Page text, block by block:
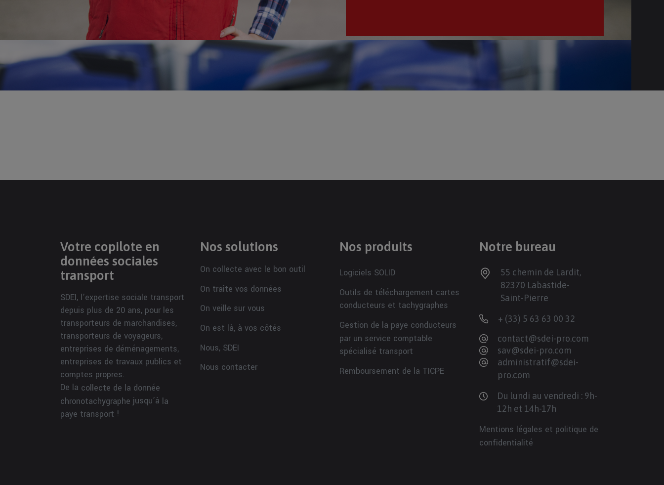
Votre copilote en
données sociales
transport
SDEI, l’expertise sociale transport
depuis plus de 20 ans, pour les
transporteurs de marchandises,
transporteurs de voyageurs,
entreprises de déménagements,
entreprises de travaux publics et
comptes propres.
De la collecte de la donnée
chronotachygraphe jusqu’à la
paye transport !
Nos solutions
On collecte avec le bon outil
On traite vos données
On veille sur vous
On est là, à vos côtés
Nous, SDEI
Nous contacter
Nos produits
Logiciels SOLID
Outils de téléchargement cartes
conducteurs et tachygraphes
Gestion de la paye conducteurs
par un service comptable
spécialisé transport
Remboursement de la TICPE
Notre bureau
55 chemin de Lardit,
82370 Labastide-
Saint-Pierre
+ (33) 5 63 63 00 32
contact@sdei-pro.com
sav@sdei-pro.com
administratif@sdei-
pro.com
Du lundi au vendredi : 9h-
12h et 14h-17h
Mentions légales et politique de
confidentialité